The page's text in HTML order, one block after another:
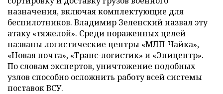
назначения, включая комплектующие для
беспилотников. Владимир Зеленский назвал эту
атаку «тяжелой». Среди пораженных целей
названы логистические центры «МЛП-Чайка»,
«Новая почта», «Транс-логистик» и «Эпицентр».
По словам экспертов, уничтожение подобных
узлов способно осложнить работу всей системы
поставок ВСУ.